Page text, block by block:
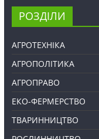
РОЗДІЛИ
АГРОТЕХНІКА
АГРОПОЛІТИКА
АГРОПРАВО
ЕКО-ФЕРМЕРСТВО
ТВАРИННИЦТВО